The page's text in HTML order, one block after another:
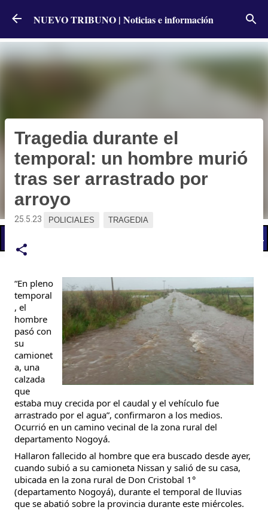
Ir al contenido principal
NUEVO TRIBUNO | Noticias e información
Tragedia durante el
temporal: un hombre murió
tras ser arrastrado por
arroyo
25.5.23 POLICIALES TRAGEDIA
“En pleno
temporal
, el
hombre
pasó con
su
camionet
a, una
calzada
que
estaba muy crecida por el caudal y el vehículo fue
arrastrado por el agua”, confirmaron a los medios.
Ocurrió en un camino vecinal de la zona rural del
departamento Nogoyá.
Hallaron fallecido al hombre que era buscado desde ayer,
cuando subió a su camioneta Nissan y salió de su casa,
(departamento Nogoyá), durante el temporal de lluvias
que se abatió sobre la provincia durante este miércoles.